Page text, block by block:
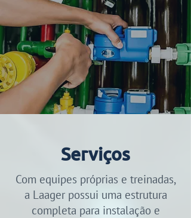
Serviços
Com equipes próprias e treinadas,
a Laager possui uma estrutura
completa para instalação e